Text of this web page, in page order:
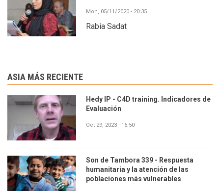
Mon, 05/11/2020 - 20:35
Rabia Sadat
ASIA MÁS RECIENTE
Hedy IP - C4D training. Indicadores de
Evaluación
Oct 29, 2023 - 16:50
Son de Tambora 339 - Respuesta
humanitaria y la atención de las
poblaciones más vulnerables